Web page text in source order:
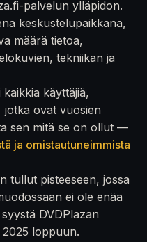
palvelun ylläpidon.
keskustelupaikkana,
määrä tietoa,
tekniikan ja
käyttäjiä,
jotka ovat vuosien
sen mitä se on ollut —
ja omistautuneimmista
tullut pisteeseen, jossa
ei ole enää
DVDPlazan
loppuun.